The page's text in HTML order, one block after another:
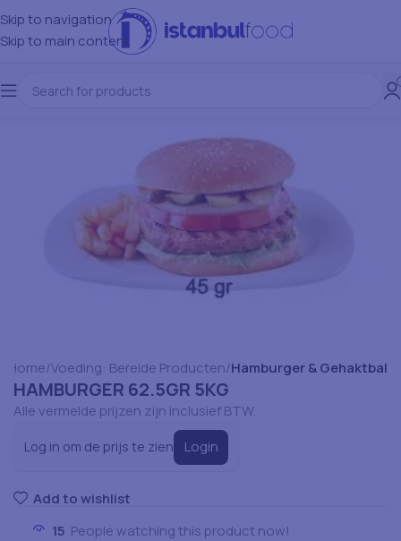
Skip to navigation
Skip to main content
Home Voeding: Bereide Producten Hamburger & Gehaktbal
HAMBURGER 62.5GR 5KG
Alle vermelde prijzen zijn inclusief BTW.
Log in om de prijs te zien Login
Add to wishlist
15 People watching this product now!